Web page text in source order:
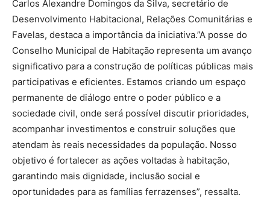
Carlos Alexandre Domingos da Silva, secretário de
Desenvolvimento Habitacional, Relações Comunitárias e
Favelas, destaca a importância da iniciativa.”A posse do
Conselho Municipal de Habitação representa um avanço
significativo para a construção de políticas públicas mais
participativas e eficientes. Estamos criando um espaço
permanente de diálogo entre o poder público e a
sociedade civil, onde será possível discutir prioridades,
acompanhar investimentos e construir soluções que
atendam às reais necessidades da população. Nosso
objetivo é fortalecer as ações voltadas à habitação,
garantindo mais dignidade, inclusão social e
oportunidades para as famílias ferrazenses”, ressalta.